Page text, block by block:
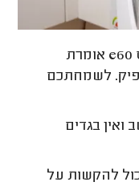
תקלה במייבש כביסה אלקטרולוקס e60 אומרת
לשמחתכם
ואין בגדים
להקשות על